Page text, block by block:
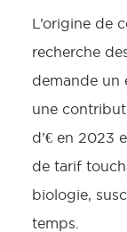
L’origine de
recherche
demande un
une
d’€ en 2023
de tarif
biologie,
temps.